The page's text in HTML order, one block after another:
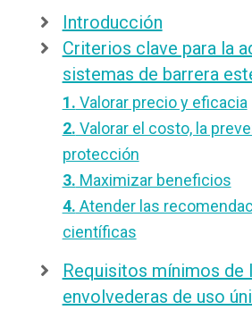
Introducción
Criterios clave para la
sistemas de barrera
1. Valorar precio y eficacia
2. Valorar el costo, la
protección
3. Maximizar beneficios
4. Atender las
científicas
Requisitos mínimos de
envolvederas de uso